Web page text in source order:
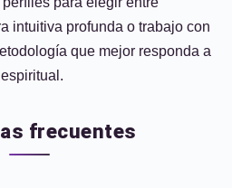
intuitiva profunda o trabajo con
que mejor responda a
frecuentes